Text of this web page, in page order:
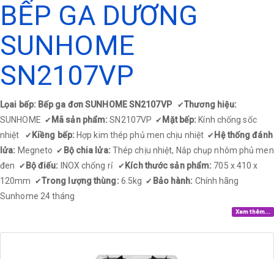
BẾP GA DƯƠNG
SUNHOME
SN2107VP
Lọai bếp: Bếp ga đơn SUNHOME SN2107VP ✔Thương hiệu:
SUNHOME ✔ Mã sản phẩm: SN2107VP ✔ Mặt bếp: Kính chống sốc
nhiệt
✔ Kiềng bếp: Hợp kim thép phủ men chịu nhiệt ✔ Hệ thống đánh
lửa: Megneto ✔ Bộ chia lửa: Thép chịu nhiệt, Nắp chụp nhôm phủ men
đen ✔ Bộ điếu: INOX chống rỉ ✔ Kích thước sản phẩm: 705 x 410 x
120mm ✔Trong lượng thùng: 6.5kg ✔ Bảo hành: Chính hãng
Sunhome 24 tháng
Xem thêm...